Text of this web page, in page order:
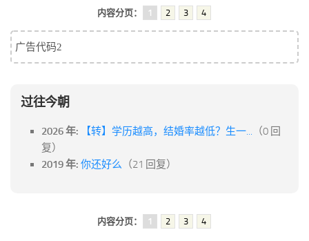
内容分页： 1 2 3 4
广告代码2
过往今朝
2026 年: 【转】学历越高，结婚率越低？生一... （0 回
复）
2019 年: 你还好么 （21 回复）
内容分页： 1 2 3 4